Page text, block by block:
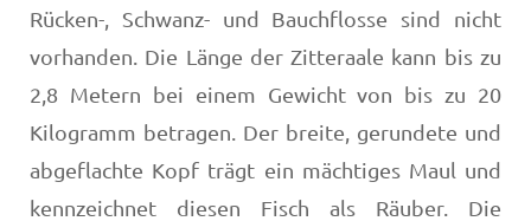
Rücken-, Schwanz- und Bauchflosse sind nicht
vorhanden. Die Länge der Zitteraale kann bis zu
2,8 Metern bei einem Gewicht von bis zu 20
Kilogramm betragen. Der breite, gerundete und
abgeflachte Kopf trägt ein mächtiges Maul und
kennzeichnet diesen Fisch als Räuber. Die